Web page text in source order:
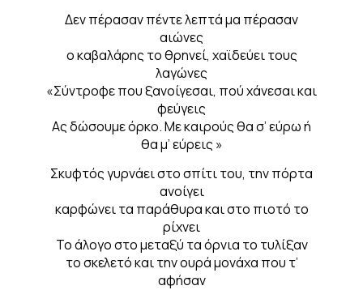
Δεν πέρασαν πέντε λεπτά μα πέρασαν
αιώνες
ο καβαλάρης το θρηνεί, χαϊδεύει τους
λαγώνες
«Σύντροφε που ξανοίγεσαι, πού χάνεσαι και
φεύγεις
Ας δώσουμε όρκο. Με καιρούς θα σ’ εύρω ή
θα μ’ εύρεις »
Σκυφτός γυρνάει στο σπίτι του, την πόρτα
ανοίγει
καρφώνει τα παράθυρα και στο πιοτό το
ρίχνει
Το άλογο στο μεταξύ τα όρνια το τυλίξαν
το σκελετό και την ουρά μονάχα που τ’
αφήσαν